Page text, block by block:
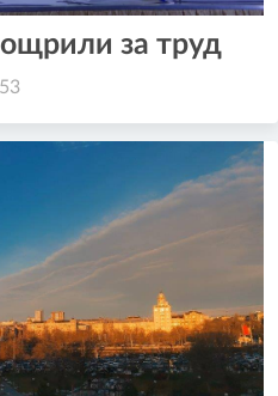
за труд
53